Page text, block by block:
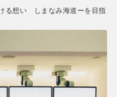
る想い しまなみ海道ーを目指